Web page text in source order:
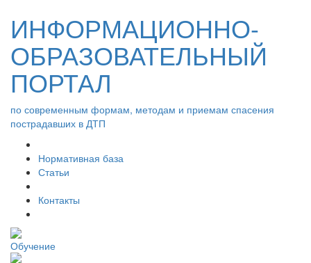
ИНФОРМАЦИОННО-
ОБРАЗОВАТЕЛЬНЫЙ
ПОРТАЛ
по современным формам, методам и приемам спасения
пострадавших в ДТП
Нормативная база
Статьи
Контакты
Обучение